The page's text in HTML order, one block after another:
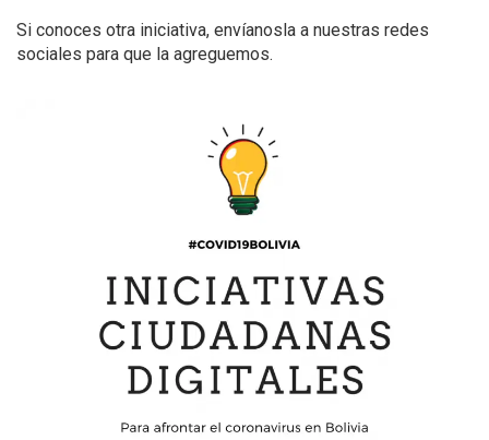
Si conoces otra iniciativa, envíanosla a nuestras redes
sociales para que la agreguemos.